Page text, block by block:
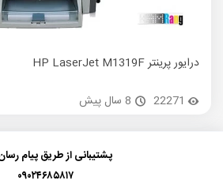
درایور پرینتر HP LaserJet M1319F
22271
8 سال پیش
پشتیبانی از طریق پیام
۰۹۰۲۴۶۸۵۸۱۷